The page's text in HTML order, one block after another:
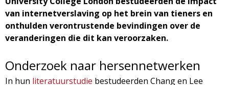
z
i
n
van internetverslaving op het brein van tieners en
onthulden verontrustende bevindingen over de
veranderingen die dit kan veroorzaken.
Onderzoek naar hersennetwerken
In hun literatuurstudie bestudeerden Chang en Lee